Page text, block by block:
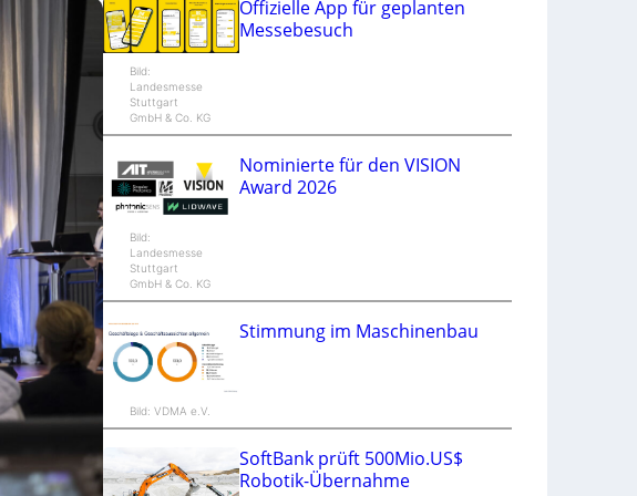
n
d
p
r
Bild:
Landesmesse
Stuttgart
GmbH & Co. KG
Offizielle App für geplanten
Messebesuch
Bild:
Landesmesse
Stuttgart
GmbH & Co. KG
Nominierte für den VISION
Award 2026
Bild: VDMA e.V.
Stimmung im Maschinenbau
SoftBank prüft 500Mio.US$
Robotik-Übernahme